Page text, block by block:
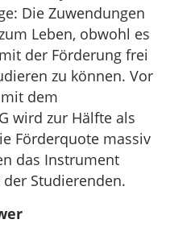
Die Zuwendungen
Leben, obwohl es
der Förderung frei
zu können. Vor
dem
wird zur Hälfte als
Förderquote massiv
das Instrument
Studierenden.